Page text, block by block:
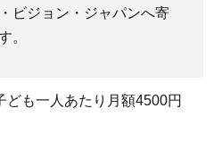
ビジョン・ジャパンへ寄
。
ども一人あたり月額4500円